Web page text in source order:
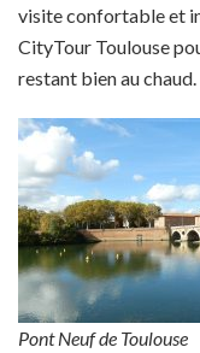
visite confortable et
CityTour Toulouse
restant bien au chaud.
Pont Neuf de Toulouse